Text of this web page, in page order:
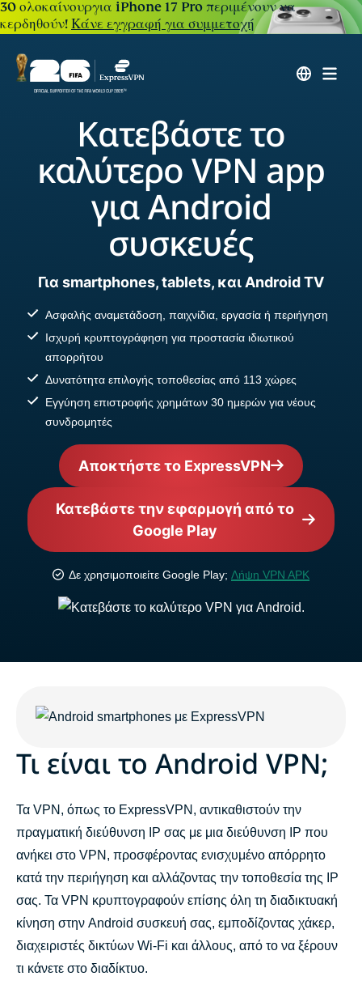
30 ολοκαίνουργια iPhone 17 Pro περιμένουν να
κερδηθούν!Κάνε εγγραφή για συμμετοχή
Κατεβάστε το
καλύτερο VPN app
για Android
συσκευές
Για smartphones, tablets, και Android TV
Ασφαλής αναμετάδοση, παιχνίδια, εργασία ή περιήγηση
Ισχυρή κρυπτογράφηση για προστασία ιδιωτικού
απορρήτου
Δυνατότητα επιλογής τοποθεσίας από 113 χώρες
Εγγύηση επιστροφής χρημάτων 30 ημερών για νέους
συνδρομητές
Αποκτήστε το ExpressVPN
Κατεβάστε την εφαρμογή από το
Google Play
Δε χρησιμοποιείτε Google Play; Λήψη VPN APK
Τι είναι το Android VPN;
Τα VPN, όπως το ExpressVPN, αντικαθιστούν την
πραγματική διεύθυνση IP σας με μια διεύθυνση IP που
ανήκει στο VPN, προσφέροντας ενισχυμένο απόρρητο
κατά την περιήγηση και αλλάζοντας την τοποθεσία της IP
σας. Τα VPN κρυπτογραφούν επίσης όλη τη διαδικτυακή
κίνηση στην Android συσκευή σας, εμποδίζοντας χάκερ,
διαχειριστές δικτύων Wi-Fi και άλλους, από το να ξέρουν
τι κάνετε στο διαδίκτυο.